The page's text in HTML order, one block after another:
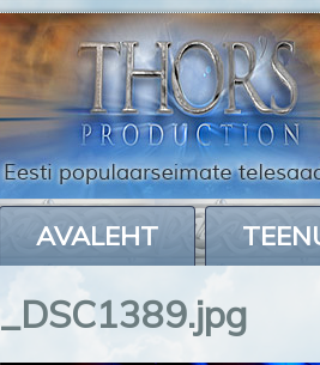
AVALEHT
_DSC1389.jpg